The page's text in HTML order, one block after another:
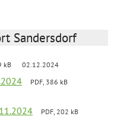
Sandersdorf
kB 02.12.2024
PDF, 386 kB
PDF, 202 kB